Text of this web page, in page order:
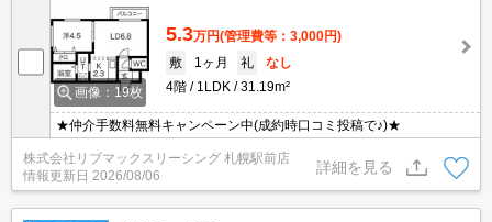
画像：19枚
5.3万円(管理費等：3,000円)
敷
1ヶ月 礼
なし
4階
1LDK 31.19m²
★仲介手数料無料キャンペーン中(成約時口コミ投稿で♪)★
株式会社リブマックスリーシング 札幌駅前店
情報更新日 2026/08/06
詳細を見る